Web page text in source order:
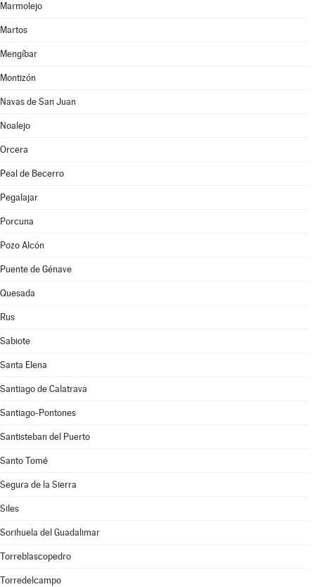
Marmolejo
Martos
Mengíbar
Montizón
Navas de San Juan
Noalejo
Orcera
Peal de Becerro
Pegalajar
Porcuna
Pozo Alcón
Puente de Génave
Quesada
Rus
Sabiote
Santa Elena
Santiago de Calatrava
Santiago-Pontones
Santisteban del Puerto
Santo Tomé
Segura de la Sierra
Siles
Sorihuela del Guadalimar
Torreblascopedro
Torredelcampo